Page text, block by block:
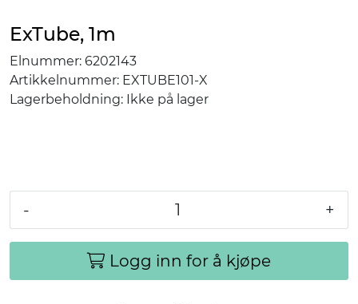
ExTube, 1m
Elnummer: 6202143
Artikkelnummer: EXTUBE101-X
Lagerbeholdning: Ikke på lager
- +
Logg inn for å kjøpe